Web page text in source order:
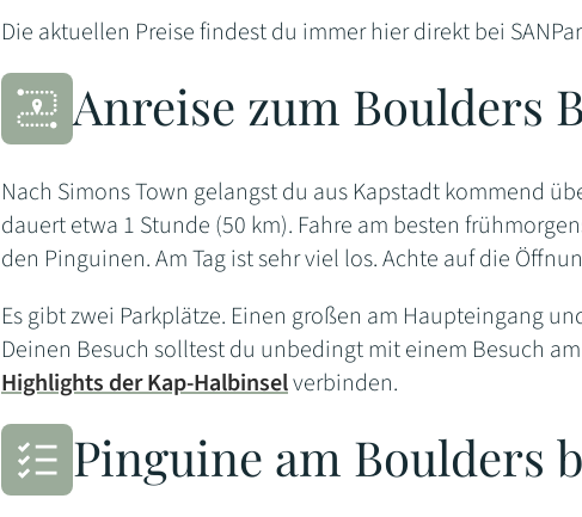
Die aktuellen Preise findest du immer hier direkt bei
Anreise zum Boulders
Nach Simons Town gelangst du aus Kapstadt kommend
dauert etwa 1 Stunde (50 km). Fahre am besten
den Pinguinen. Am Tag ist sehr viel los. Achte auf die
Es gibt zwei Parkplätze. Einen großen am Haupteingang
Deinen Besuch solltest du unbedingt mit einem Besuch am
Highlights der Kap-Halbinselverbinden.
Pinguine am Boulders